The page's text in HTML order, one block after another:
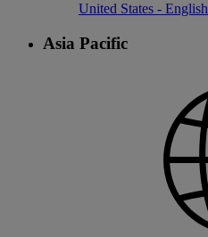
United States - English
Asia Pacific